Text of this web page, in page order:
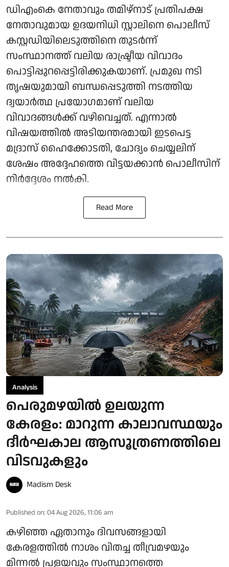
ഡിഎംകെ നേതാവും തമിഴ്നാട് പ്രതിപക്ഷ
നേതാവുമായ ഉദയനിധി സ്റ്റാലിനെ പൊലീസ്
കസ്റ്റഡിയിലെടുത്തിനെ തുടർന്ന്
സംസ്ഥാനത്ത് വലിയ രാഷ്ട്രീയ വിവാദം
പൊട്ടിപ്പുറപ്പെട്ടിരിക്കുകയാണ്. പ്രമുഖ നടി
തൃഷയുമായി ബന്ധപ്പെടുത്തി നടത്തിയ
ദ്വയാർത്ഥ പ്രയോഗമാണ് വലിയ
വിവാദങ്ങൾക്ക് വഴിവെച്ചത്. എന്നാൽ
വിഷയത്തിൽ അടിയന്തരമായി ഇടപെട്ട
മദ്രാസ് ഹൈക്കോടതി, ചോദ്യം ചെയ്യലിന്
ശേഷം അദ്ദേഹത്തെ വിട്ടയക്കാൻ പൊലീസിന്
നിർദ്ദേശം നൽകി.
Read More
Analysis
പെരുമഴയിൽ ഉലയുന്ന
കേരളം: മാറുന്ന കാലാവസ്ഥയും
ദീർഘകാല ആസൂത്രണത്തിലെ
വിടവുകളും
Madism Desk
Published on: 04 Aug 2026, 11:06 am
കഴിഞ്ഞ ഏതാനും ദിവസങ്ങളായി
കേരളത്തിൽ നാശം വിതച്ച തീവ്രമഴയും
മിന്നൽ പ്രളയവും സംസ്ഥാനത്തെ